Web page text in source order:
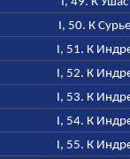
I, 50. К Сурье
I, 51. К
I, 52. К
I, 53. К
I, 54. К
I, 55. К